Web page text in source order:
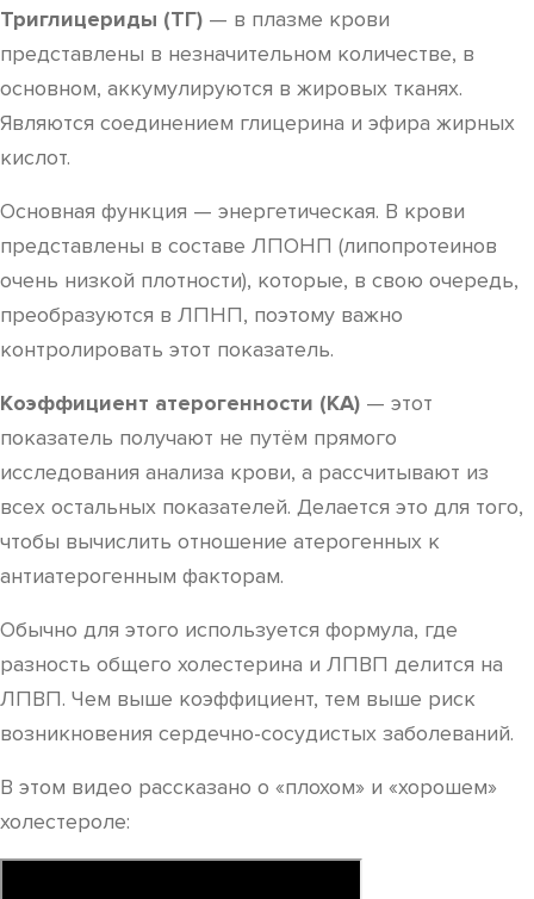
Триглицериды (ТГ) — в плазме крови
представлены в незначительном количестве, в
основном, аккумулируются в жировых тканях.
Являются соединением глицерина и эфира жирных
кислот.
Основная функция — энергетическая. В крови
представлены в составе ЛПОНП (липопротеинов
очень низкой плотности), которые, в свою очередь,
преобразуются в ЛПНП, поэтому важно
контролировать этот показатель.
Коэффициент атерогенности (КА) — этот
показатель получают не путём прямого
исследования анализа крови, а рассчитывают из
всех остальных показателей. Делается это для того,
чтобы вычислить отношение атерогенных к
антиатерогенным факторам.
Обычно для этого используется формула, где
разность общего холестерина и ЛПВП делится на
ЛПВП. Чем выше коэффициент, тем выше риск
возникновения сердечно-сосудистых заболеваний.
В этом видео рассказано о «плохом» и «хорошем»
холестероле: